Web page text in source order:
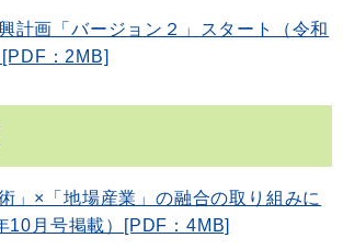
計画「バージョン２」スタート（令和
：2MB]
」×「地場産業」の融合の取り組みに
10月号掲載）[PDF：4MB]